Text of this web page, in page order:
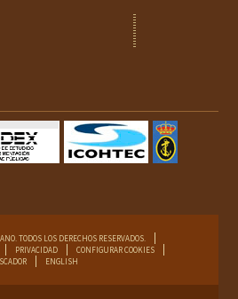
TODOS LOS DERECHOS RESERVADOS.
PRIVACIDAD
CONFIGURAR COOKIES
ENGLISH